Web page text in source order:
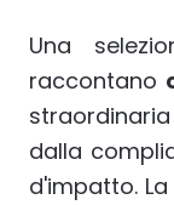
Una
raccontano
dalla
d'impatto.